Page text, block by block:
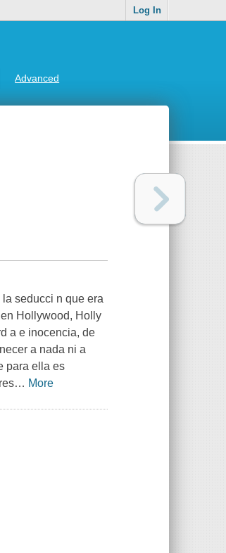
Log In
Advanced
seducci n que era
Hollywood, Holly
a e inocencia, de
a nada ni a
para ella es
… More